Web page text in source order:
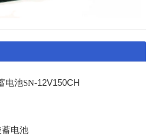
电池SN-12V150CH
电池